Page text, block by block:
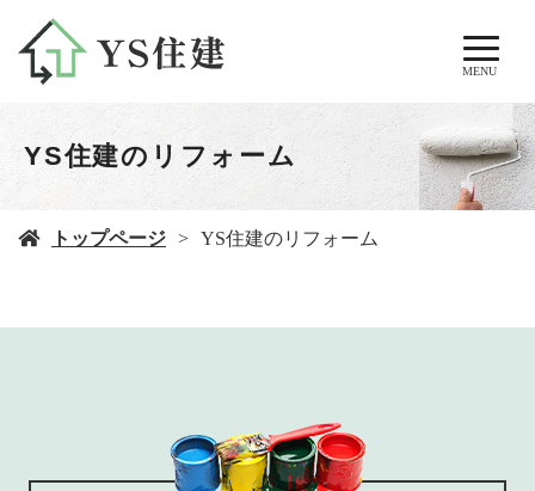
MENU
YS住建のリフォーム
トップページ YS住建のリフォーム